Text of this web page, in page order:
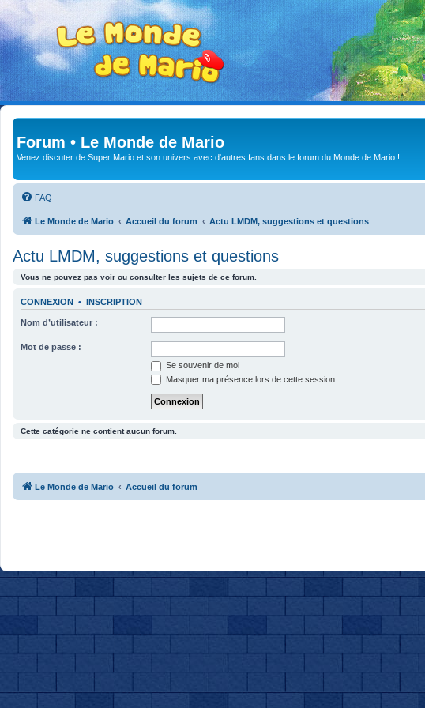
Forum • Le Monde de Mario
Venez discuter de Super Mario et son univers avec d'autres fans dans le forum du Monde de Mario !
FAQ
Le Monde de Mario Accueil du forum Actu LMDM, suggestions et questions
Actu LMDM, suggestions et questions
Vous ne pouvez pas voir ou consulter les sujets de ce forum.
CONNEXION • INSCRIPTION
Nom d’utilisateur :
Mot de passe :
Se souvenir de moi
Masquer ma présence lors de cette session
Cette catégorie ne contient aucun forum.
Le Monde de Mario Accueil du forum